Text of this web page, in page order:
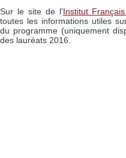
Sur le site de l’Institut
toutes les informations utiles
du programme (uniquement
des lauréats 2016.